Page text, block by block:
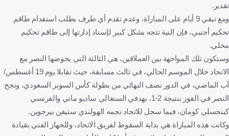
تقدير.
ومع تبقي 9 أيام على المباراة، وعدم تقدم أي طرف بطلب استقدام طاقم
تحكيم أجنبي، فإن النية تتجه بشكل كبير لإسناد إدارتها إلى طاقم تحكيم
محلي.
وستكون تلك المواجهة بين العملاقين، هي الثالثة التي يخوضها النصر مع
الاتحاد خلال الموسم الحالي، في ثالث مسابقة، حيث تقابلا يوم 19 أغسطس/
آب الماضي، في الدور نصف النهائي من بطولة كأس السوبر السعودي، ونجح
النصر في الفوز بنتيجة 2-1، بهدفي السنغالي ساديو ماني والفرنسي
كينجسلي كومان، فيما سجل للاتحاد نجمه الهولندي ستيفن بيرجوين.
وكانت هذه المباراة هي بداية السقوط لفريق الاتحاد، وللجهاز الفني بقيادة